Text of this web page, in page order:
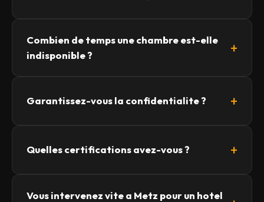
Combien de temps une chambre est-elle
indisponible ?
Garantissez-vous la confidentialite ?
Quelles certifications avez-vous ?
Vous intervenez vite a Metz pour un hotel